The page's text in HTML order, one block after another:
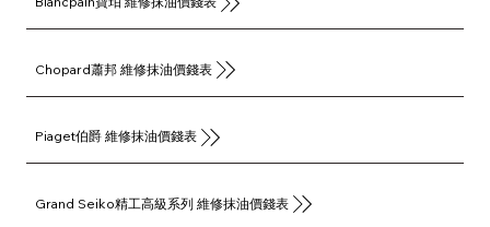
Chopard蕭邦 維修抹油價錢表
Piaget伯爵 維修抹油價錢表
Grand Seiko精工高級系列 維修抹油價錢表